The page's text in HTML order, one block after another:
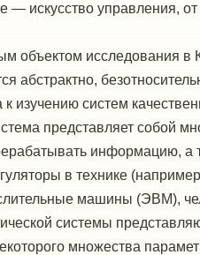
— искусство управления,
объектом исследования в
абстрактно,
изучению систем
представляет
информацию,
в технике
машины (ЭВМ),
системы
множества